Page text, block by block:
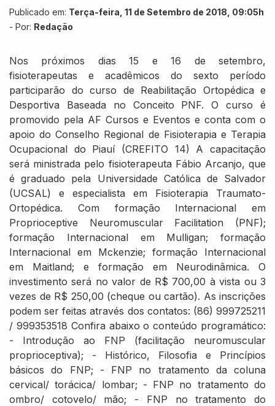
Publicado em: Terça-feira, 11 de Setembro de 2018, 09:05h
- Por: Redação
Nos próximos dias 15 e 16 de setembro,
fisioterapeutas e acadêmicos do sexto período
participarão do curso de Reabilitação Ortopédica e
Desportiva Baseada no Conceito PNF. O curso é
promovido pela AF Cursos e Eventos e conta com o
apoio do Conselho Regional de Fisioterapia e Terapia
Ocupacional do Piauí (CREFITO 14) A capacitação
será ministrada pelo fisioterapeuta Fábio Arcanjo, que
é graduado pela Universidade Católica de Salvador
(UCSAL) e especialista em Fisioterapia Traumato-
Ortopédica. Com formação Internacional em
Proprioceptive Neuromuscular Facilitation (PNF);
formação Internacional em Mulligan; formação
Internacional em Mckenzie; formação Internacional
em Maitland; e formação em Neurodinâmica. O
investimento será no valor de R$ 700,00 à vista ou 3
vezes de R$ 250,00 (cheque ou cartão). As inscrições
podem ser feitas através dos contatos: (86) 999725211
/ 999353518 Confira abaixo o conteúdo programático:
- Introdução ao FNP (facilitação neuromuscular
proprioceptiva); - Histórico, Filosofia e Princípios
básicos do FNP; - FNP no tratamento da coluna
cervical/ torácica/ lombar; - FNP no tratamento do
ombro/ cotovelo/ mão; - FNP no tratamento do